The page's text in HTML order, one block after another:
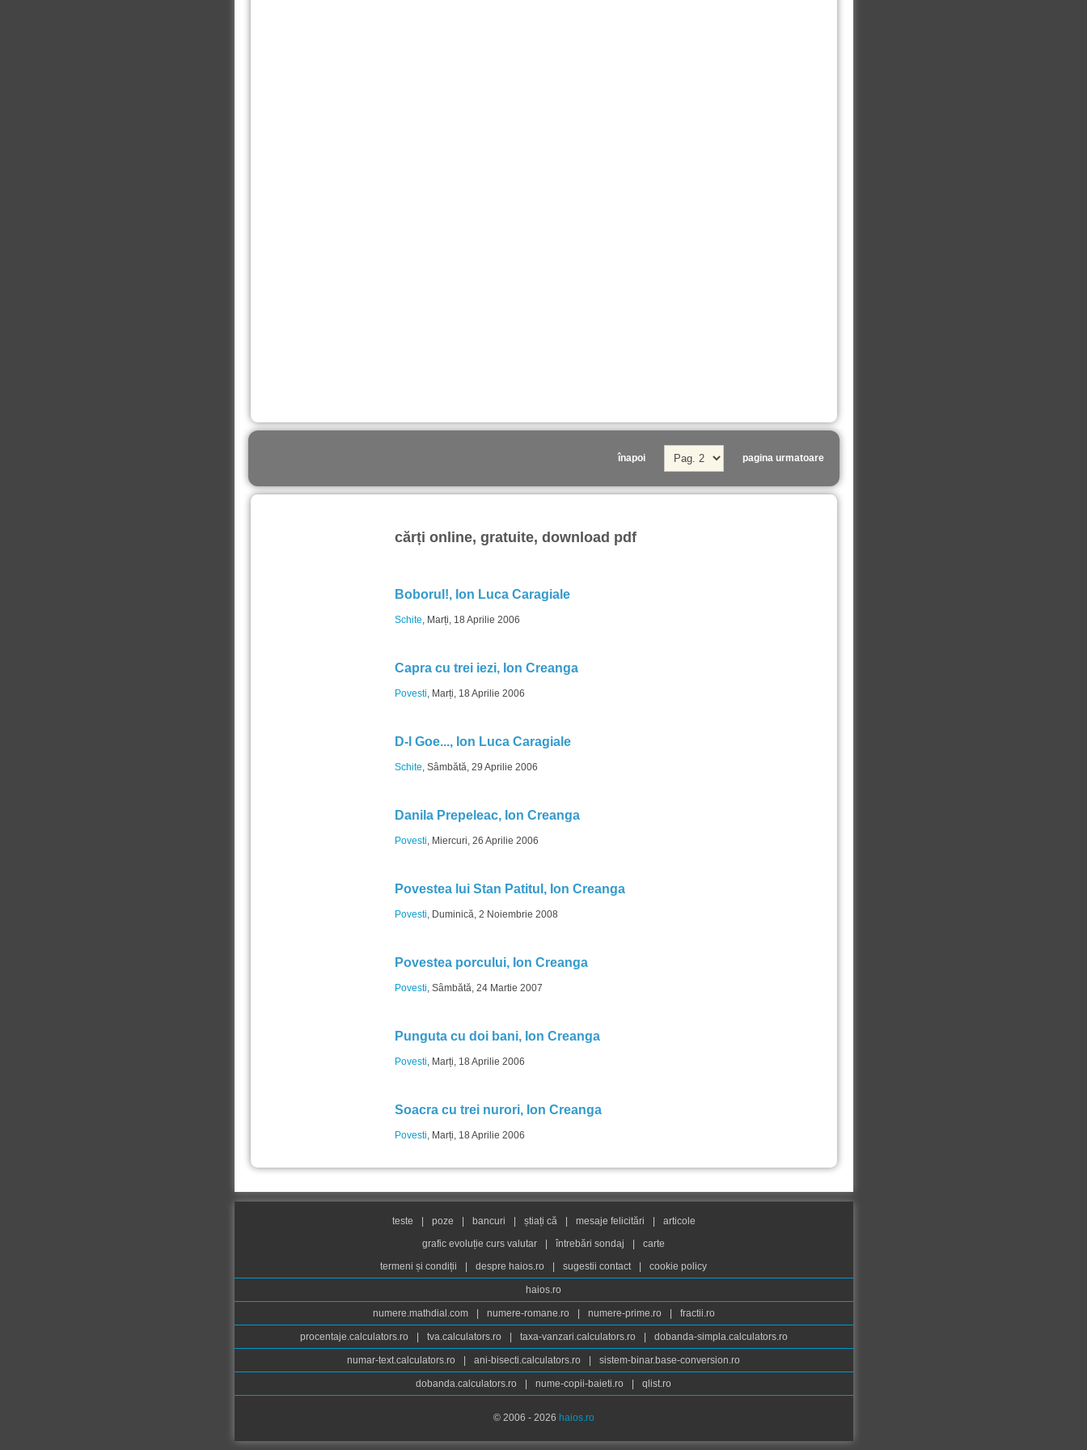
pagina urmatoare
înapoi
cărți online, gratuite, download pdf
Boborul!, Ion Luca Caragiale
Schite, Marți, 18 Aprilie 2006
Capra cu trei iezi, Ion Creanga
Povesti, Marți, 18 Aprilie 2006
D-l Goe..., Ion Luca Caragiale
Schite, Sâmbătă, 29 Aprilie 2006
Danila Prepeleac, Ion Creanga
Povesti, Miercuri, 26 Aprilie 2006
Povestea lui Stan Patitul, Ion Creanga
Povesti, Duminică, 2 Noiembrie 2008
Povestea porcului, Ion Creanga
Povesti, Sâmbătă, 24 Martie 2007
Punguta cu doi bani, Ion Creanga
Povesti, Marți, 18 Aprilie 2006
Soacra cu trei nurori, Ion Creanga
Povesti, Marți, 18 Aprilie 2006
teste poze bancuri știați că mesaje felicitări
articole
grafic evoluție curs valutar
întrebări sondaj
carte
termeni și condiții
despre haios.ro sugestii contact cookie policy
haios.ro
numere.mathdial.com numere-romane.ro numere-prime.ro fractii.ro
procentaje.calculators.ro tva.calculators.ro taxa-vanzari.calculators.ro dobanda-simpla.calculators.ro
numar-text.calculators.ro ani-bisecti.calculators.ro sistem-binar.base-conversion.ro
dobanda.calculators.ro nume-copii-baieti.ro qlist.ro
© 2006 - 2026 haios.ro